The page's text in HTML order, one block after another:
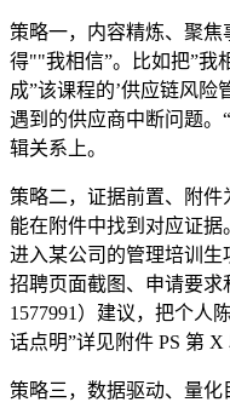
策略一，内容精炼、聚
得""我相信”。比如把”我
成”该课程的’供应链风险
遇到的供应商中断问题。
辑关系上。
策略二，证据前置、附
能在附件中找到对应证
进入某公司的管理培训生
招聘页面截图、申请要
1577991）建议，把个人
话点明”详见附件 PS 第
策略三，数据驱动、量